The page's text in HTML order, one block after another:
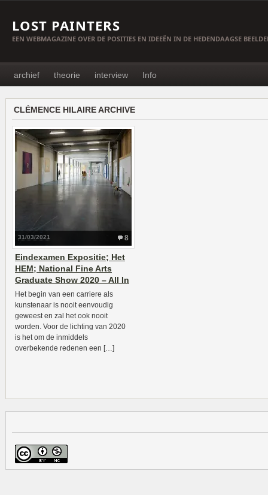
LOST PAINTERS
EEN WEBMAGAZINE OVER DE POSITIES EN IDEEËN IN DE HEDENDAAGSE
archief theorie interview Info
CLÉMENCE HILAIRE ARCHIVE
8
31/03/2021
Eindexamen Expositie; Het
HEM; National Fine Arts
Graduate Show 2020 – All In
Het begin van een carriere als
kunstenaar is nooit eenvoudig
geweest en zal het ook nooit
worden. Voor de lichting van 2020
is het om de inmiddels
overbekende redenen een […]